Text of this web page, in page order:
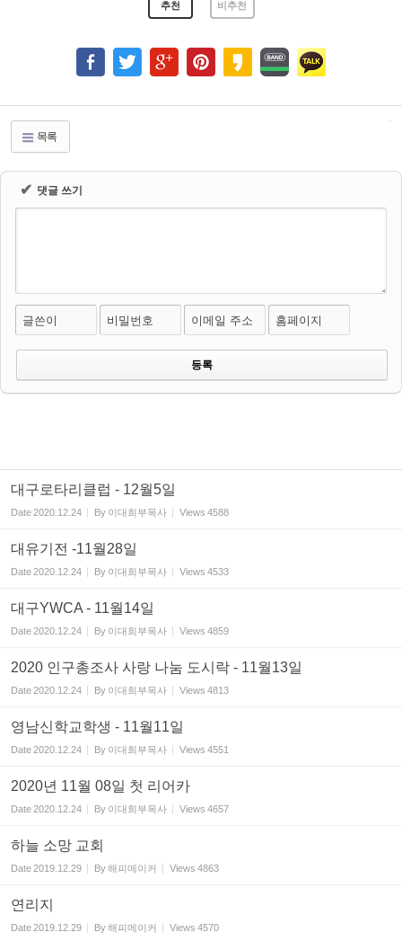
추천 비추천
목록
✔ 댓글 쓰기
글쓴이 비밀번호 이메일 주소 홈페이지
대구로타리클럽 - 12월5일
Date2020.12.24 By 이대희부목사 Views 4588
대유기전 -11월28일
Date2020.12.24 By 이대희부목사 Views 4533
대구YWCA - 11월14일
Date2020.12.24 By 이대희부목사 Views 4859
2020 인구총조사 사랑 나눔 도시락 - 11월13일
Date2020.12.24 By 이대희부목사 Views 4813
영남신학교학생 - 11월11일
Date2020.12.24 By 이대희부목사 Views 4551
2020년 11월 08일 첫 리어카
Date2020.12.24 By 이대희부목사 Views 4657
하늘 소망 교회
Date2019.12.29 By해피메이커 Views 4863
연리지
Date2019.12.29 By해피메이커 Views 4570